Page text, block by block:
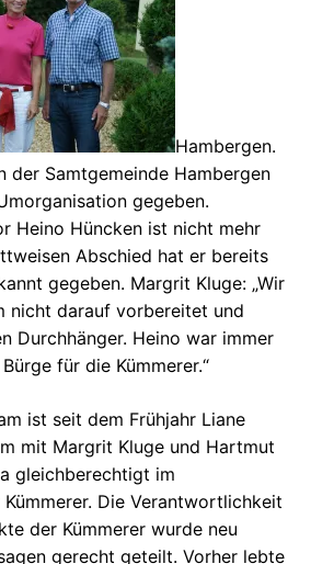
Hambergen.
der Samtgemeinde Hambergen
gegeben.
Heino Hüncken ist nicht mehr
Abschied hat er bereits
gegeben. Margrit Kluge: „Wir
nicht darauf vorbereitet und
Durchhänger. Heino war immer
für die Kümmerer.“
ist seit dem Frühjahr Liane
mit Margrit Kluge und Hartmut
gleichberechtigt im
Die Verantwortlichkeit
der Kümmerer wurde neu
gerecht geteilt. Vorher lebte